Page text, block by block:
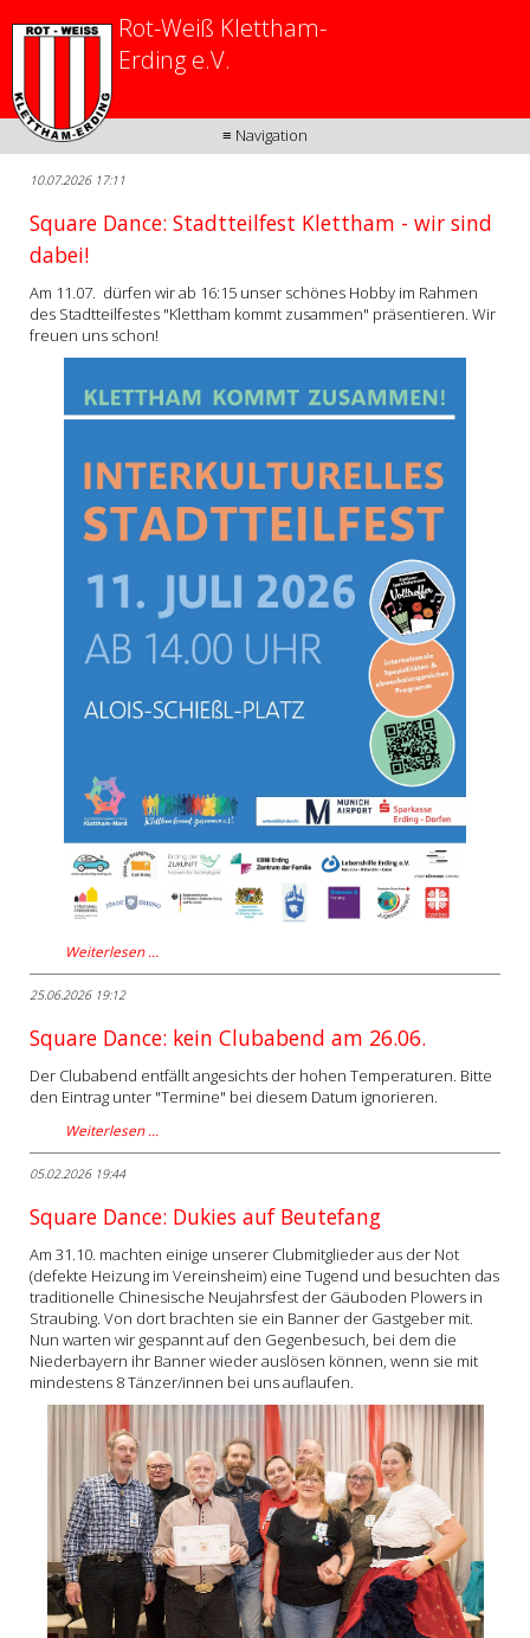
≡ Navigation
Rot-Weiß Klettham-
Erding e.V.
10.07.2026 17:11
Square Dance: Stadtteilfest Klettham - wir sind
dabei!
Am 11.07. dürfen wir ab 16:15 unser schönes Hobby im Rahmen
des Stadtteilfestes "Klettham kommt zusammen" präsentieren. Wir
freuen uns schon!
Weiterlesen …
25.06.2026 19:12
Square Dance: kein Clubabend am 26.06.
Der Clubabend entfällt angesichts der hohen Temperaturen. Bitte
den Eintrag unter "Termine" bei diesem Datum ignorieren.
Weiterlesen …
05.02.2026 19:44
Square Dance: Dukies auf Beutefang
Am 31.10. machten einige unserer Clubmitglieder aus der Not
(defekte Heizung im Vereinsheim) eine Tugend und besuchten das
traditionelle Chinesische Neujahrsfest der Gäuboden Plowers in
Straubing. Von dort brachten sie ein Banner der Gastgeber mit.
Nun warten wir gespannt auf den Gegenbesuch, bei dem die
Niederbayern ihr Banner wieder auslösen können, wenn sie mit
mindestens 8 Tänzer/innen bei uns auflaufen.